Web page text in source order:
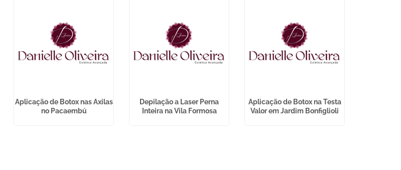
Aplicação de Botox nas Axilas
no Pacaembú
Depilação a Laser Perna
Inteira na Vila Formosa
Aplicação de Botox na Testa
Valor em Jardim Bonfiglioli